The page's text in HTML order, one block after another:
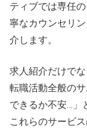
ティブでは専任
寧なカウンセリ
介します。
求人紹介だけで
転職活動全般の
できるか不安…」
これらのサービ